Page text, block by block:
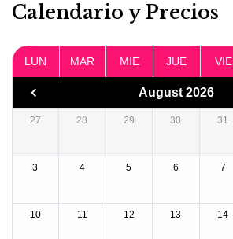
Calendario y Precios
LUN MAR MIE JUE VIE
August 2026
27 28 29 30 31
3 4 5 6 7
10 11 12 13 14